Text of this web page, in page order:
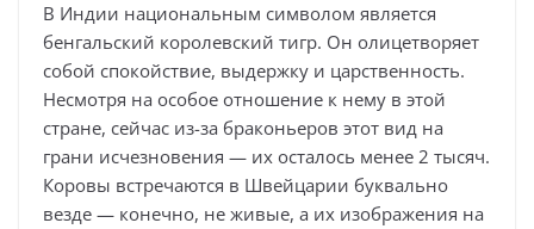
В Индии национальным символом является
бенгальский королевский тигр. Он олицетворяет
собой спокойствие, выдержку и царственность.
Несмотря на особое отношение к нему в этой
стране, сейчас из-за браконьеров этот вид на
грани исчезновения — их осталось менее 2 тысяч.
Коровы встречаются в Швейцарии буквально
везде — конечно, не живые, а их изображения на